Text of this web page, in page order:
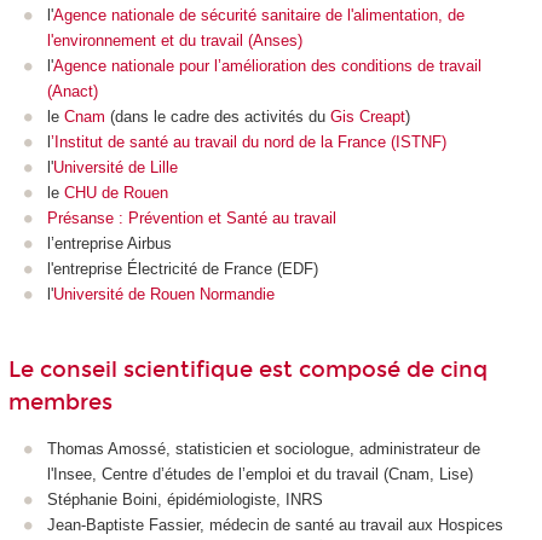
l'Agence nationale de sécurité sanitaire de l'alimentation, de
l'environnement et du travail (Anses)
l'Agence nationale pour l’amélioration des conditions de travail
(Anact)
le Cnam (dans le cadre des activités du Gis Creapt)
’Institut de santé au travail du nord de la France (ISTNF)
l'Université de Lille
le CHU de Rouen
Présanse : Prévention et Santé au travail
l’entreprise Airbus
l'entreprise Électricité de France (EDF)
l'Université de Rouen Normandie
Le conseil scientifique est composé de cinq
membres
Thomas Amossé, statisticien et sociologue, administrateur de
l'Insee, Centre d’études de l’emploi et du travail (Cnam, Lise)
Stéphanie Boini, épidémiologiste, INRS
Jean-Baptiste Fassier, médecin de santé au travail aux Hospices